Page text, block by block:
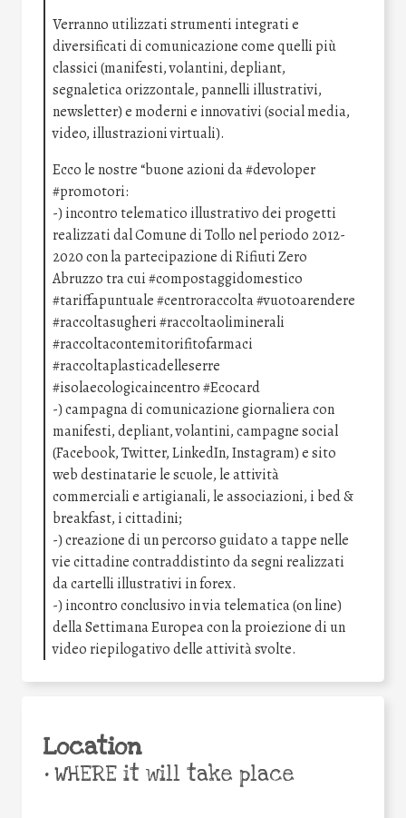
Verranno utilizzati strumenti integrati e
diversificati di comunicazione come quelli più
classici (manifesti, volantini, depliant,
segnaletica orizzontale, pannelli illustrativi,
newsletter) e moderni e innovativi (social media,
video, illustrazioni virtuali).
Ecco le nostre “buone azioni da #devoloper
#promotori:
-) incontro telematico illustrativo dei progetti
realizzati dal Comune di Tollo nel periodo 2012-
2020 con la partecipazione di Rifiuti Zero
Abruzzo tra cui #compostaggidomestico
#tariffapuntuale #centroraccolta #vuotoarendere
#raccoltasugheri #raccoltaoliminerali
#raccoltacontemitorifitofarmaci
#raccoltaplasticadelleserre
#isolaecologicaincentro #Ecocard
-) campagna di comunicazione giornaliera con
manifesti, depliant, volantini, campagne social
(Facebook, Twitter, LinkedIn, Instagram) e sito
web destinatarie le scuole, le attività
commerciali e artigianali, le associazioni, i bed &
breakfast, i cittadini;
-) creazione di un percorso guidato a tappe nelle
vie cittadine contraddistinto da segni realizzati
da cartelli illustrativi in forex.
-) incontro conclusivo in via telematica (on line)
della Settimana Europea con la proiezione di un
video riepilogativo delle attività svolte.
Location
•WHERE it will take place